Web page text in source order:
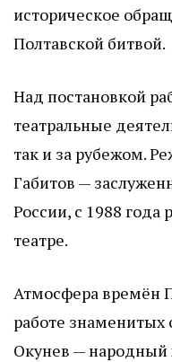
историческое
Полтавской битвой.
Над постановкой
театральные
так и за рубежом.
Габитов —
России, с 1988
театре.
Атмосфера времён
работе знаменитых
Окунев — народный